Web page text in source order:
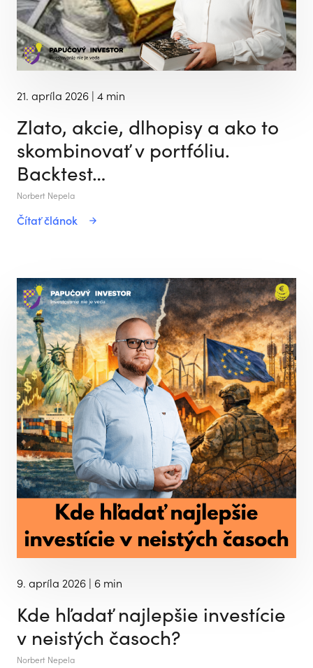
21. apríla 2026 | 4 min
Zlato, akcie, dlhopisy a ako to
skombinovať v portfóliu.
Backtest…
Norbert Nepela
Čítať článok
9. apríla 2026 | 6 min
Kde hľadať najlepšie investície
v neistých časoch?
Norbert Nepela